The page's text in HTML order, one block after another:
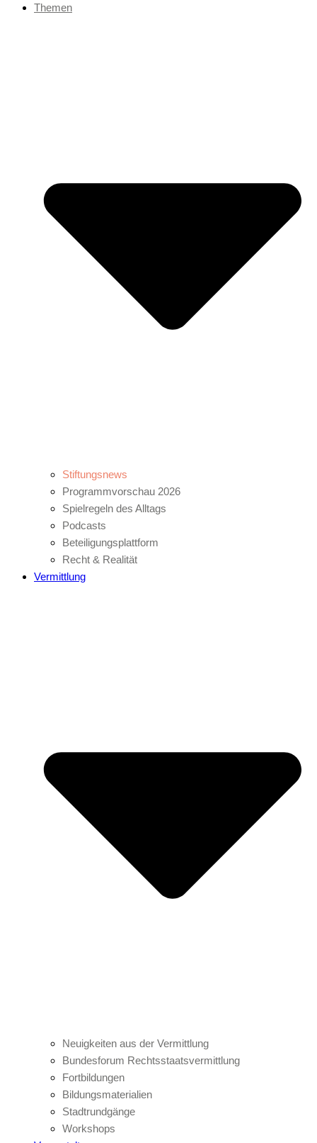
Themen
Stiftungsnews
Programmvorschau 2026
Spielregeln des Alltags
Podcasts
Beteiligungsplattform
Recht & Realität
Vermittlung
Neuigkeiten aus der Vermittlung
Bundesforum Rechtsstaatsvermittlung
Fortbildungen
Bildungsmaterialien
Stadtrundgänge
Workshops